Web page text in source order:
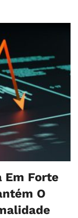
Em Forte
O